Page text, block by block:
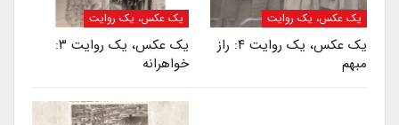
یک عکس، یک روایت
یک عکس، یک روایت ۴: راز
مبهم
یک عکس، یک روایت
خواهرانه